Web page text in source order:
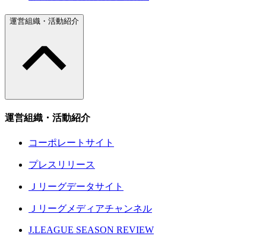
運営組織・活動紹介
運営組織・活動紹介
コーポレートサイト
プレスリリース
Ｊリーグデータサイト
Ｊリーグメディアチャンネル
J.LEAGUE SEASON REVIEW